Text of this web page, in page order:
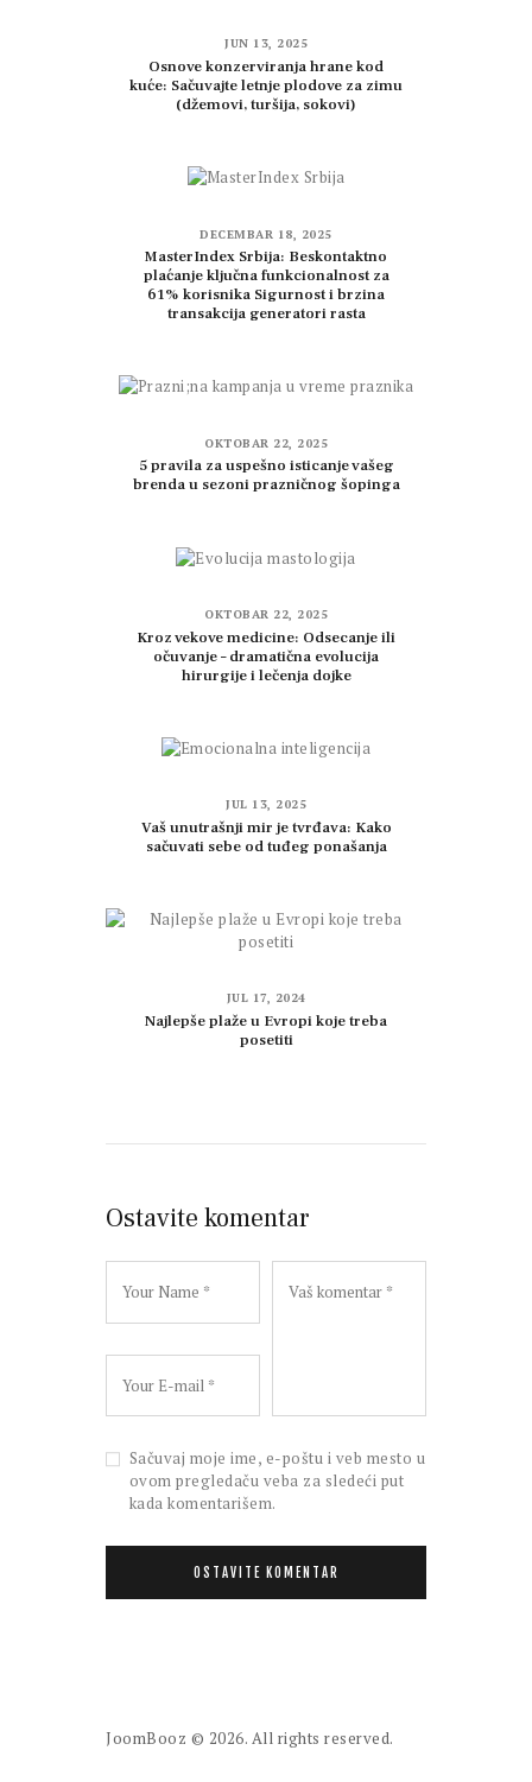
JUN 13, 2025
Osnove konzerviranja hrane kod
kuće: Sačuvajte letnje plodove za zimu
(džemovi, turšija, sokovi)
DECEMBAR 18, 2025
MasterIndex Srbija: Beskontaktno
plaćanje ključna funkcionalnost za
61% korisnika Sigurnost i brzina
transakcija generatori rasta
OKTOBAR 22, 2025
5 pravila za uspešno isticanje vašeg
brenda u sezoni prazničnog šopinga
OKTOBAR 22, 2025
Kroz vekove medicine: Odsecanje ili
očuvanje – dramatična evolucija
hirurgije i lečenja dojke
JUL 13, 2025
Vaš unutrašnji mir je tvrđava: Kako
sačuvati sebe od tuđeg ponašanja
JUL 17, 2024
Najlepše plaže u Evropi koje treba
posetiti
Ostavite komentar
Sačuvaj moje ime, e-poštu i veb mesto u
ovom pregledaču veba za sledeći put
kada komentarišem.
JoomBooz © 2026. All rights reserved.